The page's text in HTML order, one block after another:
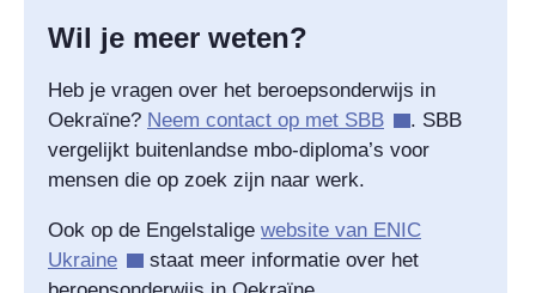
Wil je meer weten?
Heb je vragen over het beroepsonderwijs in
Oekraïne? Neem contact op met SBB
. SBB
vergelijkt buitenlandse mbo-diploma’s voor
mensen die op zoek zijn naar werk.
Ook op de Engelstalige website van ENIC
Ukraine
staat meer informatie over het